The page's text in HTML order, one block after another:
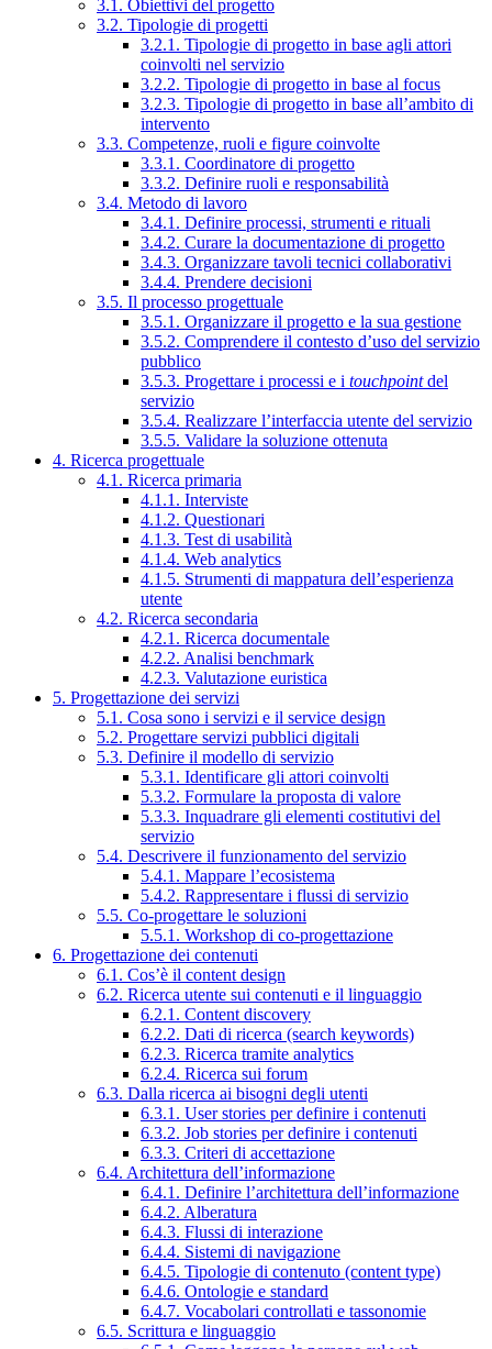
3.1. Obiettivi del progetto
3.2. Tipologie di progetti
3.2.1. Tipologie di progetto in base agli attori
coinvolti nel servizio
3.2.2. Tipologie di progetto in base al focus
3.2.3. Tipologie di progetto in base all’ambito di
intervento
3.3. Competenze, ruoli e figure coinvolte
3.3.1. Coordinatore di progetto
3.3.2. Definire ruoli e responsabilità
3.4. Metodo di lavoro
3.4.1. Definire processi, strumenti e rituali
3.4.2. Curare la documentazione di progetto
3.4.3. Organizzare tavoli tecnici collaborativi
3.4.4. Prendere decisioni
3.5. Il processo progettuale
3.5.1. Organizzare il progetto e la sua gestione
3.5.2. Comprendere il contesto d’uso del servizio
pubblico
3.5.3. Progettare i processi e i touchpointdel
servizio
3.5.4. Realizzare l’interfaccia utente del servizio
3.5.5. Validare la soluzione ottenuta
4. Ricerca progettuale
4.1. Ricerca primaria
4.1.1. Interviste
4.1.2. Questionari
4.1.3. Test di usabilità
4.1.4. Web analytics
4.1.5. Strumenti di mappatura dell’esperienza
utente
4.2. Ricerca secondaria
4.2.1. Ricerca documentale
4.2.2. Analisi benchmark
4.2.3. Valutazione euristica
5. Progettazione dei servizi
5.1. Cosa sono i servizi e il service design
5.2. Progettare servizi pubblici digitali
5.3. Definire il modello di servizio
5.3.1. Identificare gli attori coinvolti
5.3.2. Formulare la proposta di valore
5.3.3. Inquadrare gli elementi costitutivi del
servizio
5.4. Descrivere il funzionamento del servizio
5.4.1. Mappare l’ecosistema
5.4.2. Rappresentare i flussi di servizio
5.5. Co-progettare le soluzioni
5.5.1. Workshop di co-progettazione
6. Progettazione dei contenuti
6.1. Cos’è il content design
6.2. Ricerca utente sui contenuti e il linguaggio
6.2.1. Content discovery
6.2.2. Dati di ricerca (search keywords)
6.2.3. Ricerca tramite analytics
6.2.4. Ricerca sui forum
6.3. Dalla ricerca ai bisogni degli utenti
6.3.1. User stories per definire i contenuti
6.3.2. Job stories per definire i contenuti
6.3.3. Criteri di accettazione
6.4. Architettura dell’informazione
6.4.1. Definire l’architettura dell’informazione
6.4.2. Alberatura
6.4.3. Flussi di interazione
6.4.4. Sistemi di navigazione
6.4.5. Tipologie di contenuto (content type)
6.4.6. Ontologie e standard
6.4.7. Vocabolari controllati e tassonomie
6.5. Scrittura e linguaggio